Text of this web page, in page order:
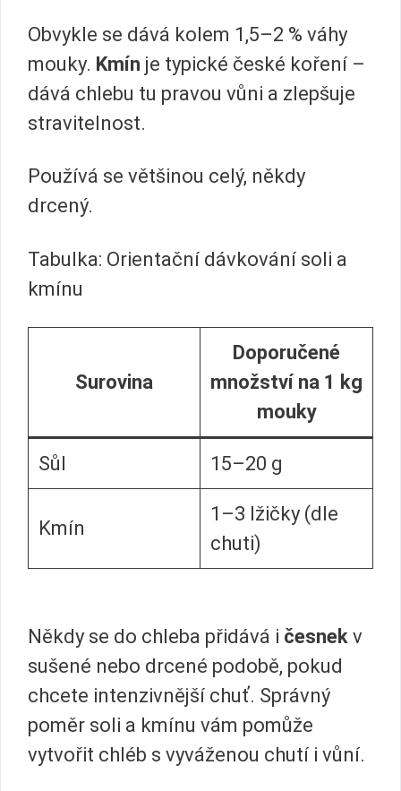
Obvykle se dává kolem 1,5–2 % váhy
mouky. Kmín je typické české koření –
dává chlebu tu pravou vůni a zlepšuje
stravitelnost.
Používá se většinou celý, někdy
drcený.
Tabulka: Orientační dávkování soli a
kmínu
Surovina
Doporučené
množství na 1 kg
mouky
Sůl 15–20 g
Kmín
1–3 lžičky (dle
chuti)
Někdy se do chleba přidává i česnek v
sušené nebo drcené podobě, pokud
chcete intenzivnější chuť. Správný
poměr soli a kmínu vám pomůže
vytvořit chléb s vyváženou chutí i vůní.